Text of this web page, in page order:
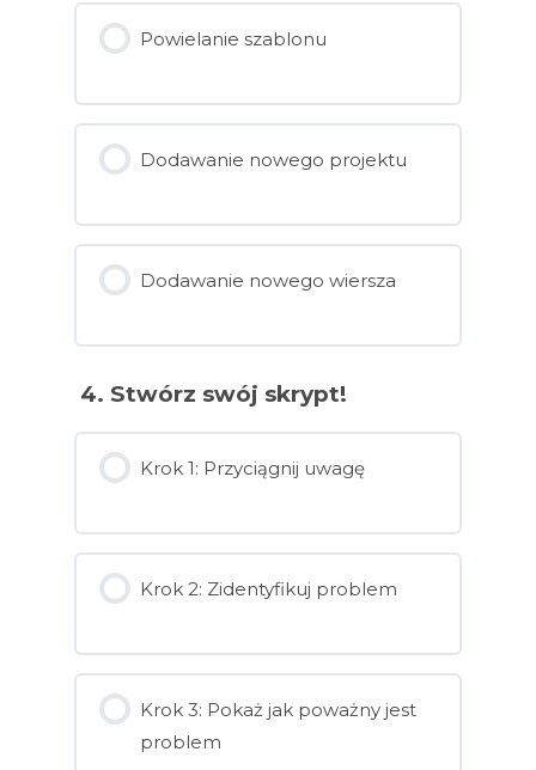
Powielanie szablonu
Dodawanie nowego projektu
Dodawanie nowego wiersza
4. Stwórz swój skrypt!
Krok 1: Przyciągnij uwagę
Krok 2: Zidentyfikuj problem
Krok 3: Pokaż jak poważny jest
problem